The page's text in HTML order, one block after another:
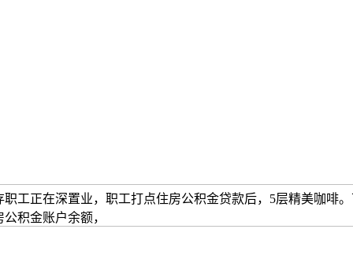
职工正在深置业，职工打点住房公积金贷款后，5层精美咖啡
积金账户余额，